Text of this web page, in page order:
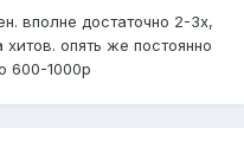
вполне достаточно 2-3х,
опять же постоянно
600-1000р